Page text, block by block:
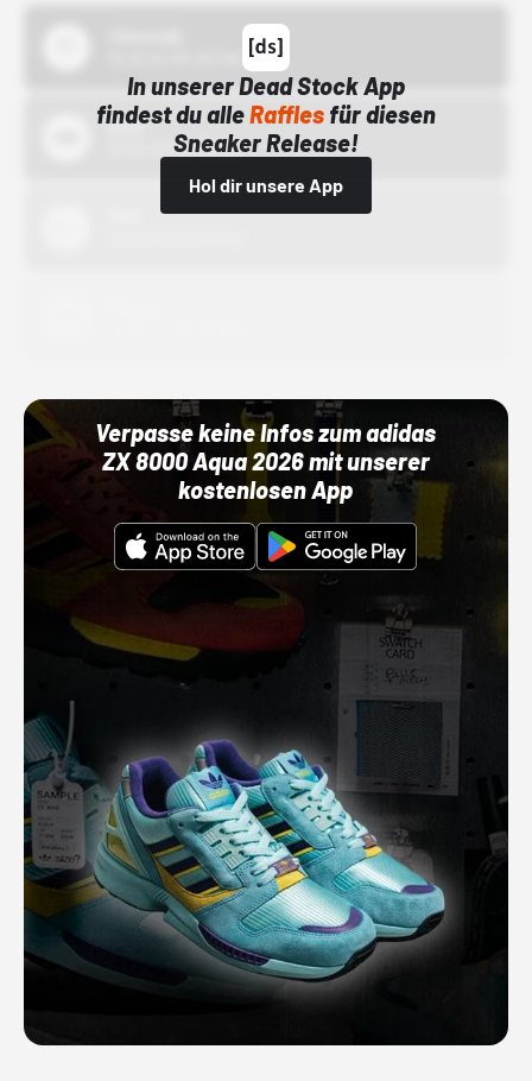
In unserer Dead Stock App
findest du alleRafflesfür diesen
Sneaker Release!
Hol dir unsere App
Bstn
01.10.22 00:00 Uhr
Verpasse keine Infos zum adidas
ZX 8000 Aqua 2026 mit unserer
kostenlosen App